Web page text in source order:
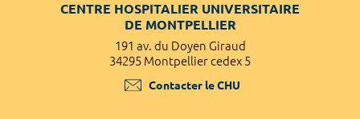
CENTRE HOSPITALIER UNIVERSITAIRE
DE MONTPELLIER
191 av. du Doyen Giraud
34295 Montpellier cedex 5
Contacter le CHU